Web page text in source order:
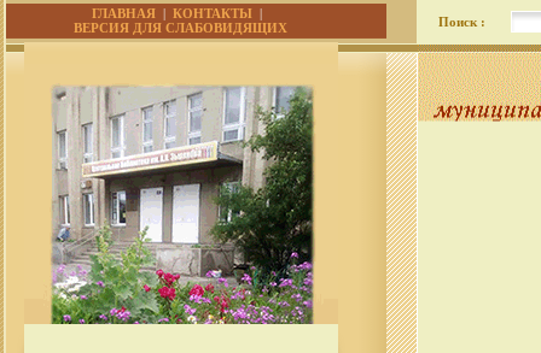
ГЛАВНАЯ |КОНТАКТЫ |
ВЕРСИЯ ДЛЯ СЛАБОВИДЯЩИХ
Поиск :